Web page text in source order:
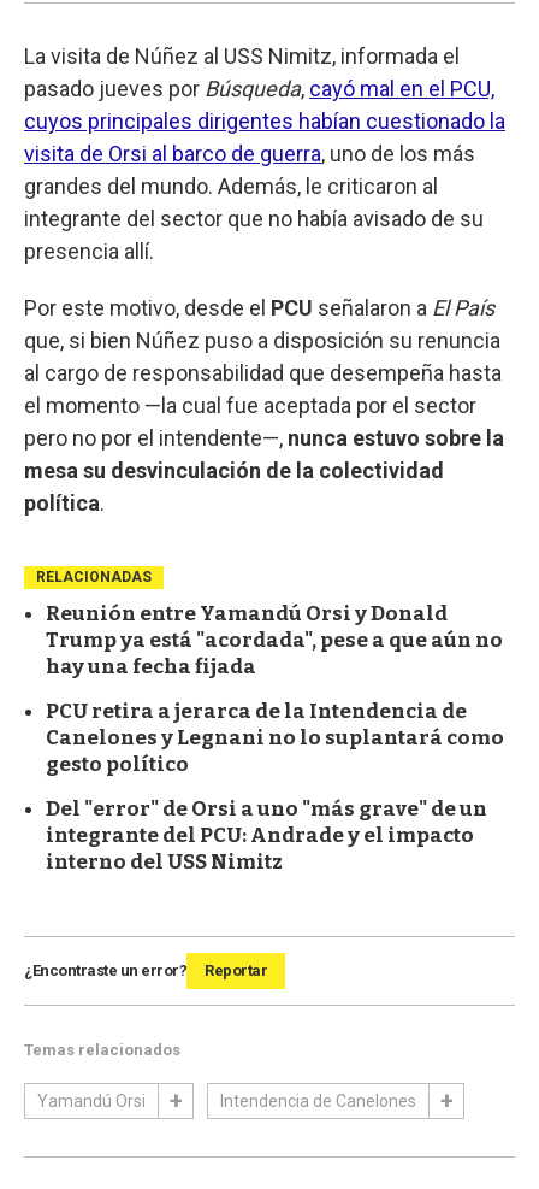
La visita de Núñez al USS Nimitz, informada el
pasado jueves por Búsqueda, cayó mal en el PCU,
cuyos principales dirigentes habían cuestionado la
visita de Orsi al barco de guerra, uno de los más
grandes del mundo. Además, le criticaron al
integrante del sector que no había avisado de su
presencia allí.
Por este motivo, desde el PCU señalaron a El País
que, si bien Núñez puso a disposición su renuncia
al cargo de responsabilidad que desempeña hasta
el momento —la cual fue aceptada por el sector
pero no por el intendente—, nunca estuvo sobre la
mesa su desvinculación de la colectividad
política.
RELACIONADAS
Reunión entre Yamandú Orsi y Donald
Trump ya está "acordada", pese a que aún no
hay una fecha fijada
PCU retira a jerarca de la Intendencia de
Canelones y Legnani no lo suplantará como
gesto político
Del "error" de Orsi a uno "más grave" de un
integrante del PCU: Andrade y el impacto
interno del USS Nimitz
¿Encontraste un error? Reportar
Temas relacionados
Yamandú Orsi Intendencia de Canelones